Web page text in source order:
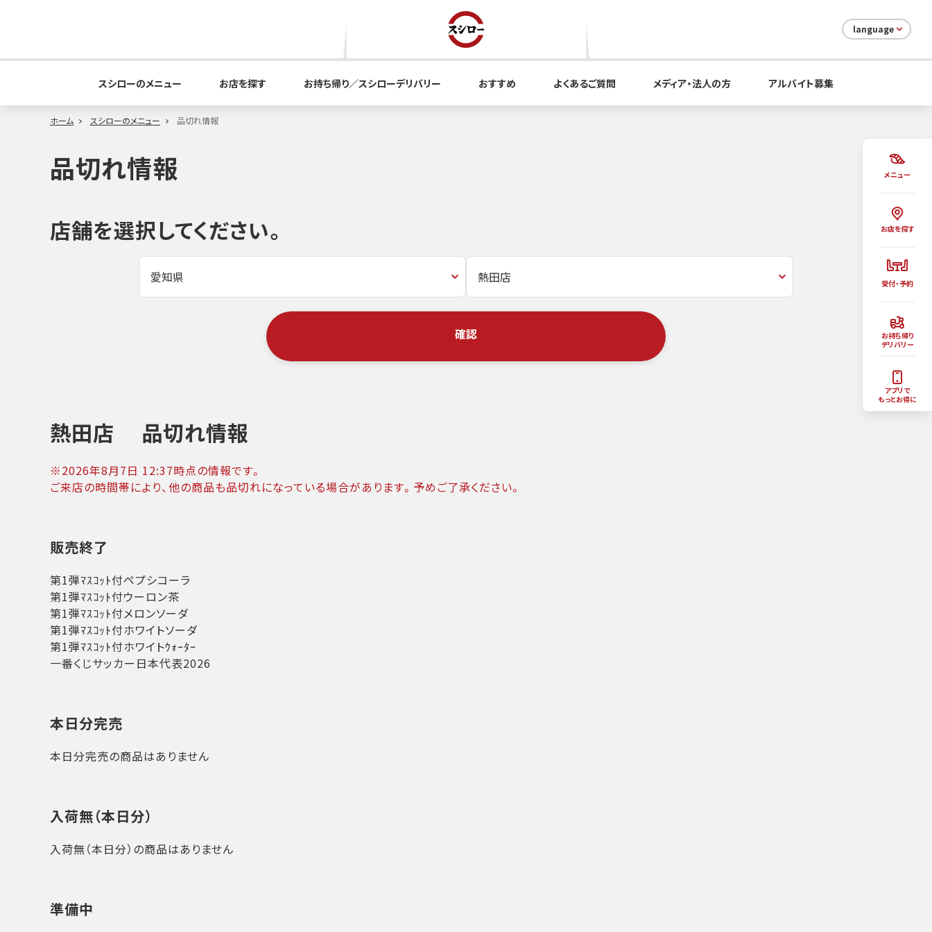
メニュー
お店を探す
受付・予約
お持ち帰り
デリバリー
アプリで
もっとお得に
language
スシローのメニュー お店を探す お持ち帰り／スシローデリバリー おすすめ よくあるご質問 メディア・法人の方 アルバイト募集
ホーム スシローのメニュー 品切れ情報
品切れ情報
店舗を選択してください。
確認
熱田店 品切れ情報
※2026年8月7日 12:37時点の情報です。
ご来店の時間帯により、他の商品も品切れになっている場合があります。予めご了承ください。
販売終了
第1弾ﾏｽｺｯﾄ付ペプシコーラ
第1弾ﾏｽｺｯﾄ付ウーロン茶
第1弾ﾏｽｺｯﾄ付メロンソーダ
第1弾ﾏｽｺｯﾄ付ホワイトソーダ
第1弾ﾏｽｺｯﾄ付ホワイトｳｫｰﾀｰ
一番くじサッカー日本代表2026
本日分完売
本日分完売の商品はありません
入荷無（本日分）
入荷無（本日分）の商品はありません
準備中